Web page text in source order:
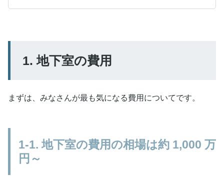
1. 地下室の費用
まずは、みなさんが最も気になる費用についてです。
1-1. 地下室の費用の相場は約 1,000 万
円～